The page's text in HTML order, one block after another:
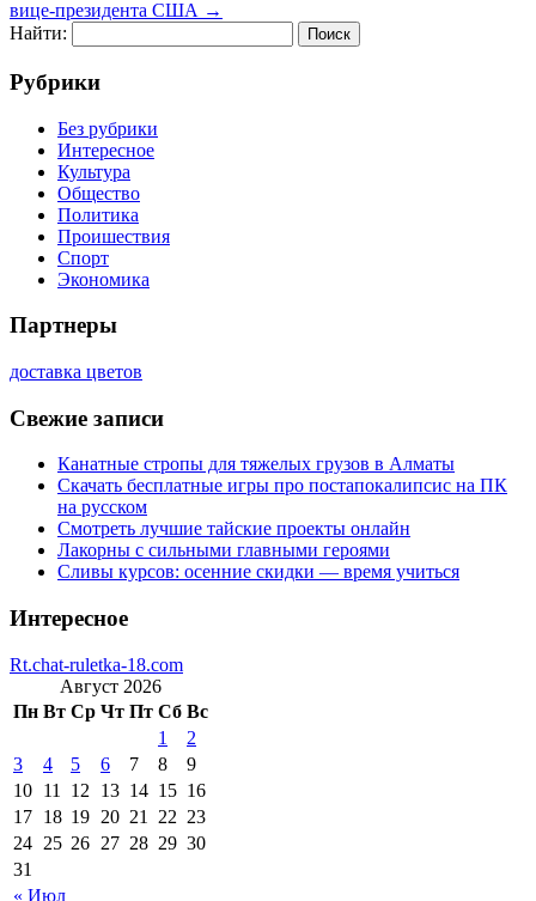
вице-президента США →
Найти:
Рубрики
Без рубрики
Интересное
Культура
Общество
Политика
Проишествия
Спорт
Экономика
Партнеры
доставка цветов
Свежие записи
Канатные стропы для тяжелых грузов в Алматы
Скачать бесплатные игры про постапокалипсис на ПК
на русском
Смотреть лучшие тайские проекты онлайн
Лакорны с сильными главными героями
Сливы курсов: осенние скидки — время учиться
Интересное
Rt.chat-ruletka-18.com
Август 2026
Пн Вт Ср Чт Пт Сб Вс
« Июл
1
2
3
4 5 6 7 8
9
10 11 12 13 14 15 16
17 18 19 20 21 22 23
24 25 26 27 28 29 30
31